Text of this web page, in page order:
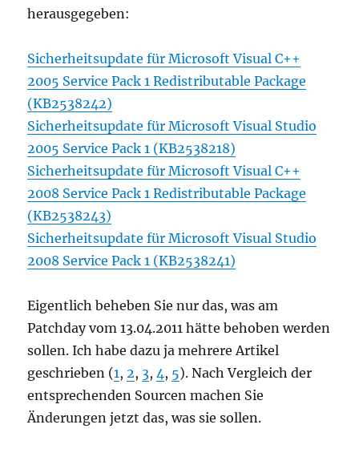
herausgegeben:
Sicherheitsupdate für Microsoft Visual C++
2005 Service Pack 1 Redistributable Package
(KB2538242)
Sicherheitsupdate für Microsoft Visual Studio
2005 Service Pack 1 (KB2538218)
Sicherheitsupdate für Microsoft Visual C++
2008 Service Pack 1 Redistributable Package
(KB2538243)
Sicherheitsupdate für Microsoft Visual Studio
2008 Service Pack 1 (KB2538241)
Eigentlich beheben Sie nur das, was am
Patchday vom 13.04.2011 hätte behoben werden
sollen. Ich habe dazu ja mehrere Artikel
geschrieben (1 , 2, 3, 4 , 5). Nach Vergleich der
entsprechenden Sourcen machen Sie
Änderungen jetzt das, was sie sollen.